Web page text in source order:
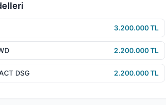
3.200.000 TL
2.200.000 TL
DSG 2.200.000 TL